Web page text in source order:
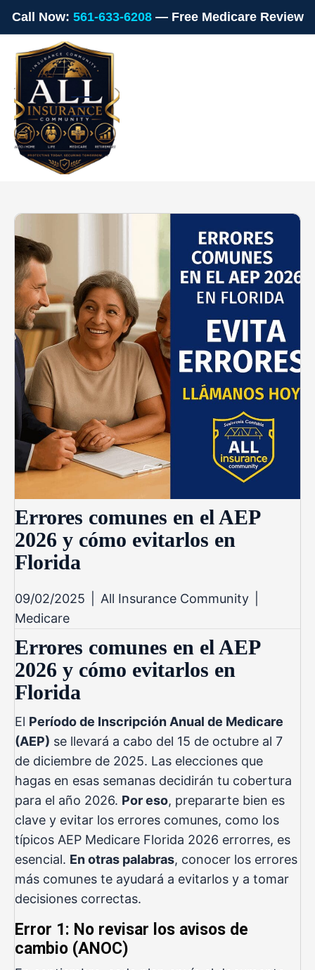
Call Now: 561-633-6208— Free Medicare Review
Errores comunes en el AEP
2026 y cómo evitarlos en
Florida
09/02/2025 All Insurance Community
Medicare
Errores comunes en el AEP
2026 y cómo evitarlos en
Florida
El Período de Inscripción Anual de Medicare
(AEP) se llevará a cabo del 15 de octubre al 7
de diciembre de 2025. Las elecciones que
hagas en esas semanas decidirán tu cobertura
para el año 2026. Por eso, prepararte bien es
clave y evitar los errores comunes, como los
típicos AEP Medicare Florida 2026 errorres, es
esencial. En otras palabras, conocer los errores
más comunes te ayudará a evitarlos y a tomar
decisiones correctas.
Error 1: No revisar los avisos de
cambio (ANOC)